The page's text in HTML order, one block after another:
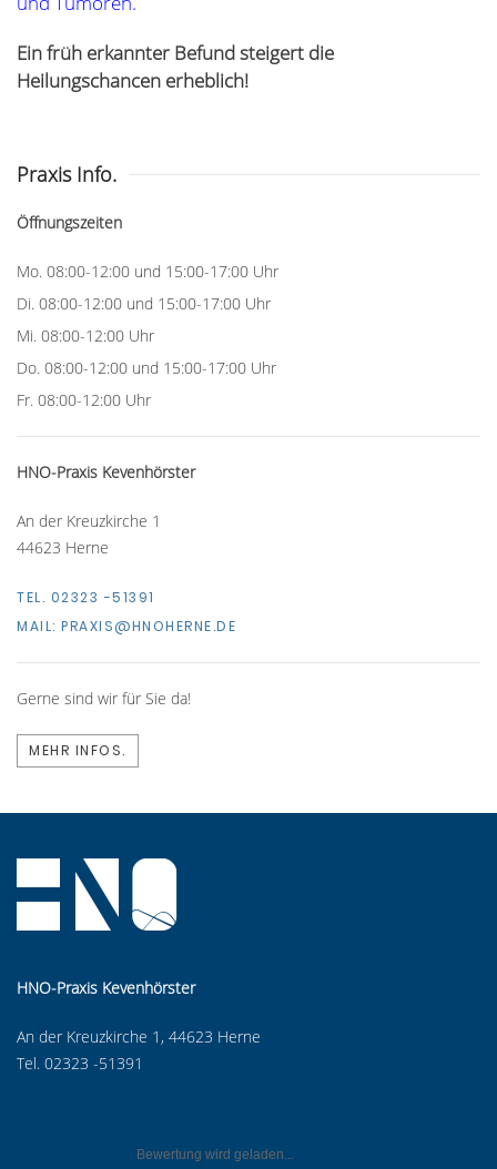
Ein früh erkannter Befund steigert die
Heilungschancen erheblich!
Praxis Info.
Öffnungszeiten
Mo. 08:00-12:00 und 15:00-17:00 Uhr
Di. 08:00-12:00 und 15:00-17:00 Uhr
Mi. 08:00-12:00 Uhr
Do. 08:00-12:00 und 15:00-17:00 Uhr
Fr. 08:00-12:00 Uhr
HNO-Praxis Kevenhörster
An der Kreuzkirche 1
44623 Herne
TEL. 02323 -51391
MAIL: PRAXIS@HNOHERNE.DE
Gerne sind wir für Sie da!
MEHR INFOS.
HNO-Praxis Kevenhörster
An der Kreuzkirche 1, 44623 Herne
Tel. 02323 -51391
Bewertung wird geladen...